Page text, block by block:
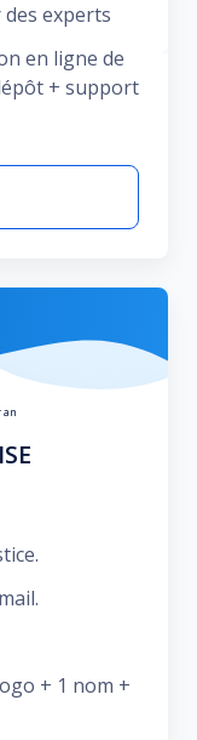
experts
en ligne de
+ support
an
+ 1 nom +